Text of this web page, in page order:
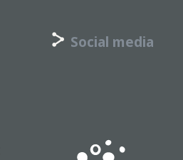
Social media